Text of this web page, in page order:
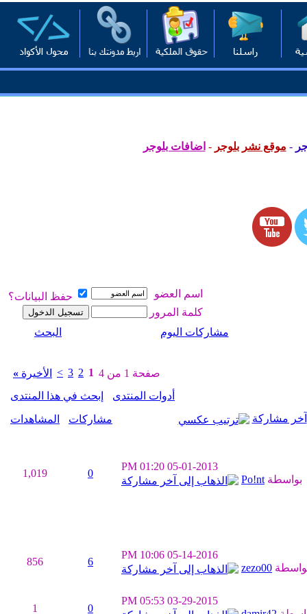
- موقع نشر بلوجر - اضافات بلوجر
اسم العضو
حفظ البيانات؟
كلمة المرور
مشاركات اليوم
البحث
صفحة 1 من 4 1
2
3
> الأخيرة »
أدوات المنتدى
إبحث في هذا المنتدى
مشاركة
مشاركات المشاهدات
05-01-2013
01:20 PM
بواسطة Po!nt
0
1,019
05-14-2016
10:06 PM
zezo00
6
856
03-29-2015
05:53 PM
0
1